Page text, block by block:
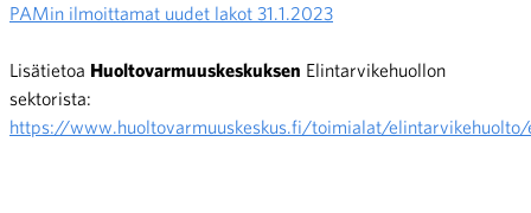
PAMin ilmoittamat uudet lakot 31.1.2023
Lisätietoa Huoltovarmuuskeskuksen Elintarvikehuollon
sektorista:
https://www.huoltovarmuuskeskus.fi/toimialat/